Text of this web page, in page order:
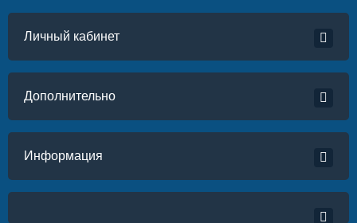
Личный кабинет
Дополнительно
Информация